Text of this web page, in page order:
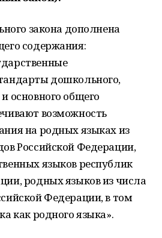
закона дополнена
содержания:
дошкольного,
основного общего
возможность
на родных языках из
Российской Федерации,
языков республик
родных языков из числа
Федерации, в том
как родного языка».